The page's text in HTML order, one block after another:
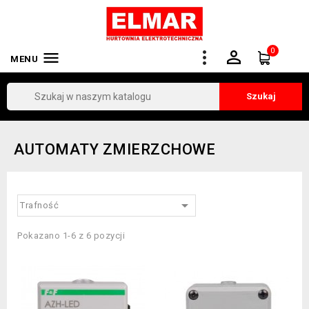
MENU  0

Szukaj
AUTOMATY ZMIERZCHOWE
Trafność 
Pokazano 1-6 z 6 pozycji